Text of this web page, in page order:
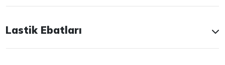
Lastik Ebatları